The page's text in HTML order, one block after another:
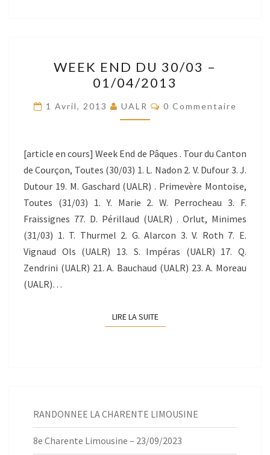
END
DU
30/03
–
WEEK END DU 30/03 –
01/04/2013
1 Avril, 2013 UALR Commentaires
0 Commentaire
[article en cours] Week End de Pâques . Tour du Canton
de Courçon, Toutes (30/03) 1. L. Nadon 2. V. Dufour 3. J.
Dutour 19. M. Gaschard (UALR) . Primevère Montoise,
Toutes (31/03) 1. Y. Marie 2. W. Perrocheau 3. F.
Fraissignes 77. D. Périllaud (UALR) . Orlut, Minimes
(31/03) 1. T. Thurmel 2. G. Alarcon 3. V. Roth 7. E.
Vignaud Ols (UALR) 13. S. Impéras (UALR) 17. Q.
Zendrini (UALR) 21. A. Bauchaud (UALR) 23. A. Moreau
(UALR)…
LIRE LA SUITELIRE LA SUITE
RANDONNEE LA CHARENTE LIMOUSINE
8e Charente Limousine – 23/09/2023